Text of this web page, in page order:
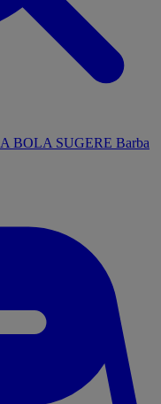
A BOLA SUGERE Barba